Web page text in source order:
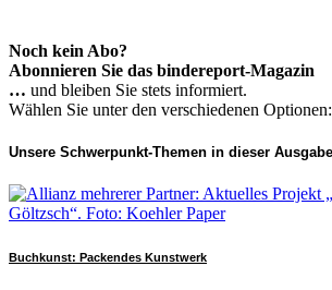
Noch kein Abo?
Abonnieren Sie das bindereport-Magazin
… und bleiben Sie stets informiert.
Wählen Sie unter den verschiedenen Optionen:
Unsere Schwerpunkt-Themen in dieser Ausgabe
Buchkunst: Packendes Kunstwerk